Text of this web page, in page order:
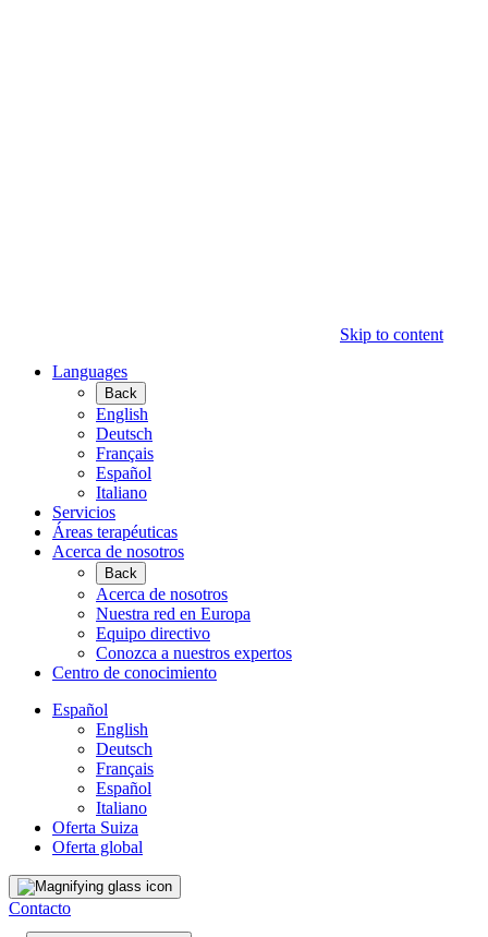
Skip to content
Languages
Back
English
Deutsch
Français
Español
Italiano
Servicios
Áreas terapéuticas
Acerca de nosotros
Back
Acerca de nosotros
Nuestra red en Europa
Equipo directivo
Conozca a nuestros expertos
Centro de conocimiento
Español
English
Deutsch
Français
Español
Italiano
Oferta Suiza
Oferta global
Contacto